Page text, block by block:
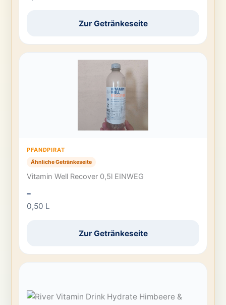
Zur Getränkeseite
PFANDPIRAT
Ähnliche Getränkeseite
Vitamin Well Recover 0,5l EINWEG
–
0,50 L
Zur Getränkeseite